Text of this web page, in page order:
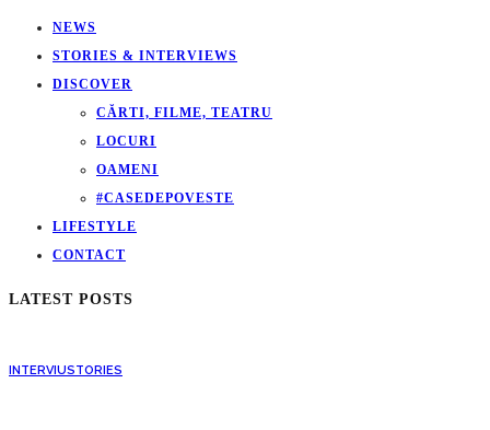
NEWS
STORIES & INTERVIEWS
DISCOVER
CĂRTI, FILME, TEATRU
LOCURI
OAMENI
#CASEDEPOVESTE
LIFESTYLE
CONTACT
LATEST POSTS
INTERVIUSTORIES